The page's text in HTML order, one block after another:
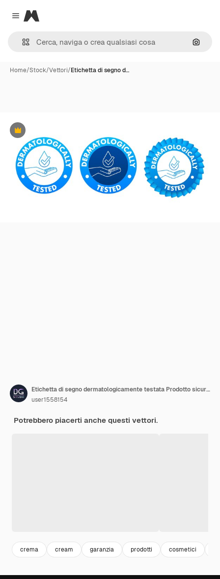
Close menu
Magnific
Cerca
Home/Stock/Vettori/Etichetta di segno d…
Premium
Etichetta di segno dermatologicamente testata Prodotto sicuro per l'igiene personale Illustrazione vettoriale delle scorte
user1558154
Potrebbero piacerti anche questi vettori.
crema cream garanzia prodotti cosmetici